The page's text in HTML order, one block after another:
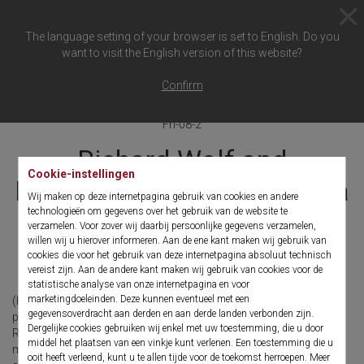
Cookie-instellingen
Wij maken op deze internetpagina gebruik van cookies en andere
technologieën om gegevens over het gebruik van de website te
verzamelen. Voor zover wij daarbij persoonlijke gegevens verzamelen,
willen wij u hierover informeren. Aan de ene kant maken wij gebruik van
cookies die voor het gebruik van deze internetpagina absoluut technisch
vereist zijn. Aan de andere kant maken wij gebruik van cookies voor de
statistische analyse van onze internetpagina en voor
marketingdoeleinden. Deze kunnen eventueel met een
gegevensoverdracht aan derden en aan derde landen verbonden zijn.
Dergelijke cookies gebruiken wij enkel met uw toestemming, die u door
middel het plaatsen van een vinkje kunt verlenen. Een toestemming die u
ooit heeft verleend, kunt u te allen tijde voor de toekomst herroepen. Meer
The language setting of your browser is set to English. Do you
want to visit the English version of this website?
Confirm
Fri-08-2
Richard Wolf and
Photocure are developing a
new flexible PDD-
cystoscope
(Knittlingen, 02. August 2024). Following a period of in-depth
preparation, in July Business Development announced that
Richard Wolf and Photocure, a company focused on the
management of bladder cancer, had successfully established a